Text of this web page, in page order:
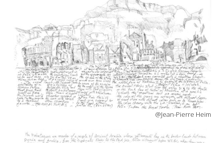
@Jean-Pierre Heim